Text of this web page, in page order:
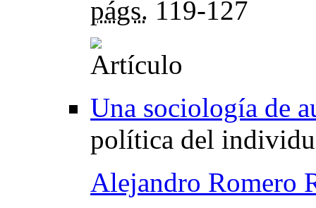
págs. 119-127
Una sociología de
política del
Alejandro Romero